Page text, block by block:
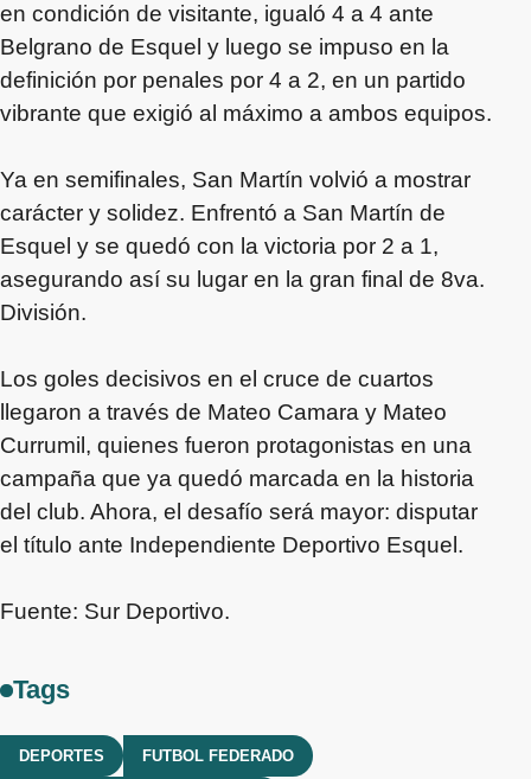
en condición de visitante, igualó 4 a 4 ante
Belgrano de Esquel y luego se impuso en la
definición por penales por 4 a 2, en un partido
vibrante que exigió al máximo a ambos equipos.
Ya en semifinales, San Martín volvió a mostrar
carácter y solidez. Enfrentó a San Martín de
Esquel y se quedó con la victoria por 2 a 1,
asegurando así su lugar en la gran final de 8va.
División.
Los goles decisivos en el cruce de cuartos
llegaron a través de Mateo Camara y Mateo
Currumil, quienes fueron protagonistas en una
campaña que ya quedó marcada en la historia
del club. Ahora, el desafío será mayor: disputar
el título ante Independiente Deportivo Esquel.
Fuente: Sur Deportivo.
Tags
DEPORTES FUTBOL FEDERADO